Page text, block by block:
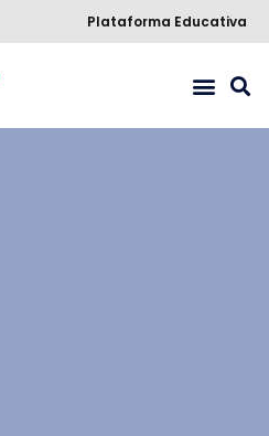
Plataforma Educativa